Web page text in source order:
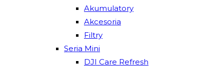
Akumulatory
Akcesoria
Filtry
Seria Mini
DJI Care Refresh